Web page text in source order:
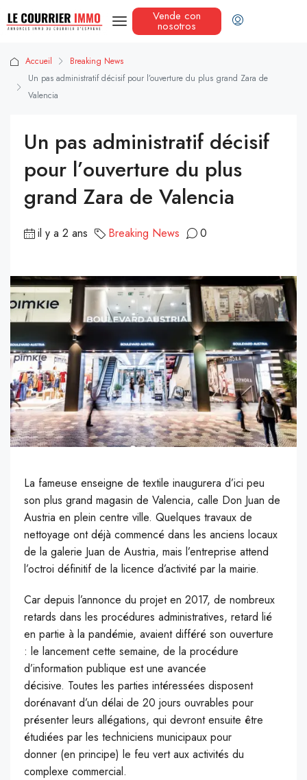
Vende con
nosotros
Accueil
Breaking News
Un pas administratif décisif pour l’ouverture du plus grand Zara de
Valencia
Un pas administratif décisif
pour l’ouverture du plus
grand Zara de Valencia
il y a 2 ans Breaking News 0
La fameuse enseigne de textile inaugurera d’ici peu
son plus grand magasin de Valencia, calle Don Juan de
Austria en plein centre ville. Quelques travaux de
nettoyage ont déjà commencé dans les anciens locaux
de la galerie Juan de Austria, mais l’entreprise attend
l’octroi définitif de la licence d’activité par la mairie.
Car depuis l’annonce du projet en 2017, de nombreux
retards dans les procédures administratives, retard lié
en partie à la pandémie, avaient différé son ouverture
: le lancement cette semaine, de la procédure
d’information publique est une avancée
décisive. Toutes les parties intéressées disposent
dorénavant d’un délai de 20 jours ouvrables pour
présenter leurs allégations, qui devront ensuite être
étudiées par les techniciens municipaux pour
donner (en principe) le feu vert aux activités du
complexe commercial.